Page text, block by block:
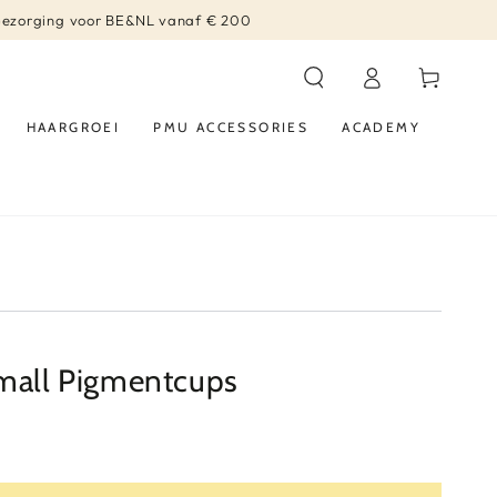
voor BE&NL vanaf € 200
HAARGROEI PMU ACCESSORIES ACADEMY
in
Winkelwagen
Pigmentcups